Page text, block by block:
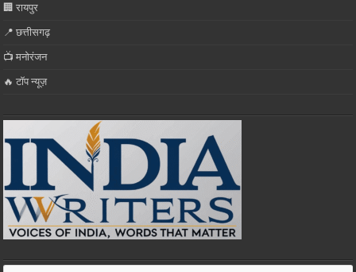
🏢 रायपुर
📍 छत्तीसगढ़
📺 मनोरंजन
🔥 टॉप न्यूज़